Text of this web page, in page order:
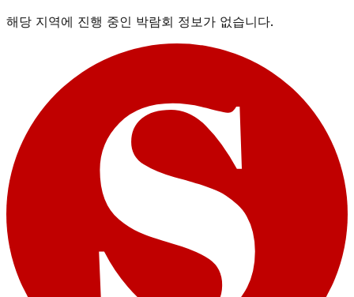
해당 지역에 진행 중인 박람회 정보가 없습니다.